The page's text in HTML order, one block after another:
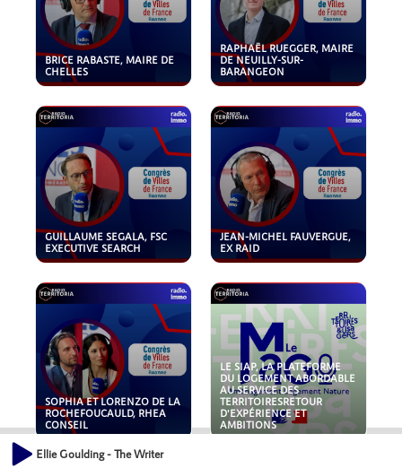
BRICE RABASTE, MAIRE DE
CHELLES
RAPHAËL RUEGGER, MAIRE
DE NEUILLY-SUR-
BARANGEON
GUILLAUME SEGALA, FSC
EXECUTIVE SEARCH
JEAN-MICHEL FAUVERGUE,
EX RAID
SOPHIA ET LORENZO DE LA
ROCHEFOUCAULD, RHEA
CONSEIL
LE SIAP, LA PLATEFORME
DU LOGEMENT ABORDABLE
AU SERVICE DES
TERRITOIRESRETOUR
D'EXPÉRIENCE ET
AMBITIONS
Ellie Goulding - The Writer